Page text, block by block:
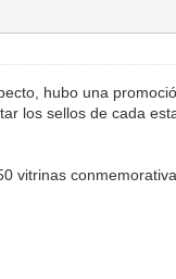
hubo una
los sellos de cada
vitrinas